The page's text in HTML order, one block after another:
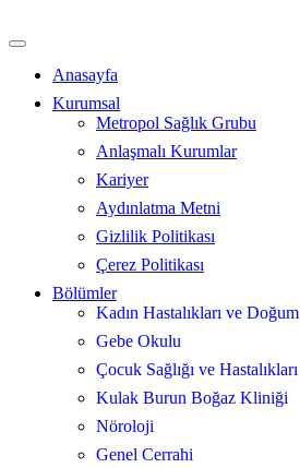
atla
Anasayfa
Kurumsal
Metropol Sağlık Grubu
Anlaşmalı Kurumlar
Kariyer
Aydınlatma Metni
Gizlilik Politikası
Çerez Politikası
Bölümler
Kadın Hastalıkları ve Doğum
Gebe Okulu
Çocuk Sağlığı ve Hastalıkları
Kulak Burun Boğaz Kliniği
Nöroloji
Genel Cerrahi